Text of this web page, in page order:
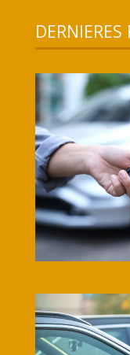
DERNIERES